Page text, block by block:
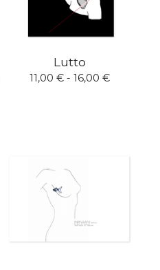
Lutto
11,00 €- 16,00 €